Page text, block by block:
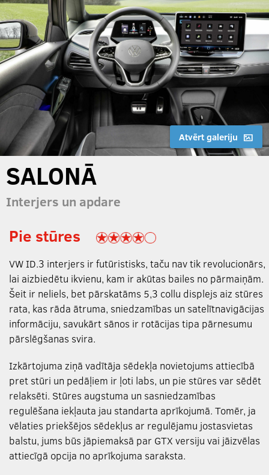
Atvērt galeriju
SALONĀ
Interjers un apdare
Pie stūres
VW ID.3 interjers ir futūristisks, taču nav tik revolucionārs,
lai aizbiedētu ikvienu, kam ir akūtas bailes no pārmaiņām.
Šeit ir neliels, bet pārskatāms 5,3 collu displejs aiz stūres
rata, kas rāda ātruma, sniedzamības un satelītnavigācijas
informāciju, savukārt sānos ir rotācijas tipa pārnesumu
pārslēgšanas svira.
Izkārtojuma ziņā vadītāja sēdekļa novietojums attiecībā
pret stūri un pedāļiem ir ļoti labs, un pie stūres var sēdēt
relaksēti. Stūres augstuma un sasniedzamības
regulēšana iekļauta jau standarta aprīkojumā. Tomēr, ja
vēlaties priekšējos sēdekļus ar regulējamu jostasvietas
balstu, jums būs jāpiemaksā par GTX versiju vai jāizvēlas
attiecīgā opcija no aprīkojuma saraksta.